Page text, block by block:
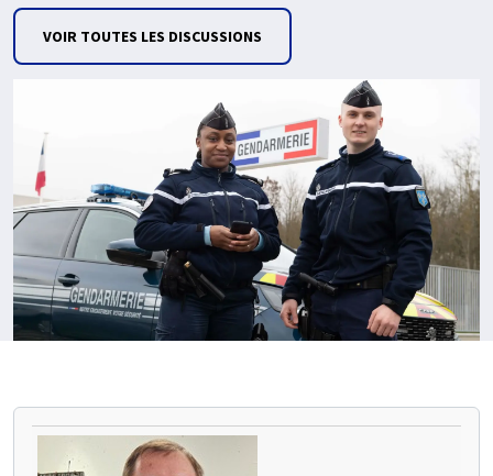
VOIR TOUTES LES DISCUSSIONS
PAUSE THE PROCEEDING CAROUSEL